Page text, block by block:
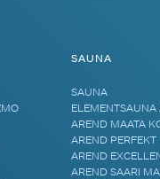
SAUNA
SAUNA
AREND MAATA
AREND PERFEKT
AREND
AREND SAARI